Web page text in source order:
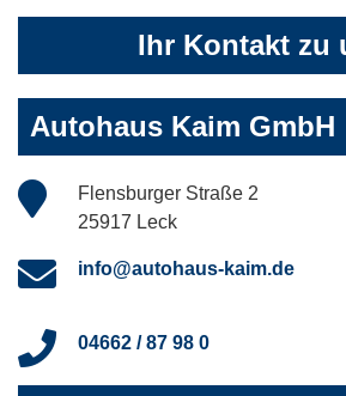
Ihr Kontakt zu
Autohaus Kaim GmbH
Flensburger Straße 2
25917 Leck
info@autohaus-kaim.de
04662 / 87 98 0